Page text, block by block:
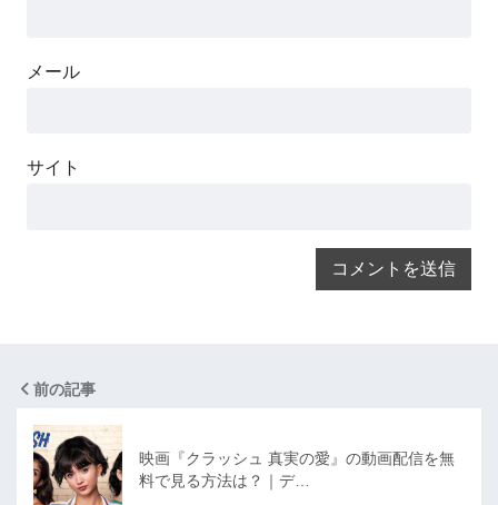
メール
サイト
前の記事
映画『クラッシュ 真実の愛』の動画配信を無
料で見る方法は？｜デ…